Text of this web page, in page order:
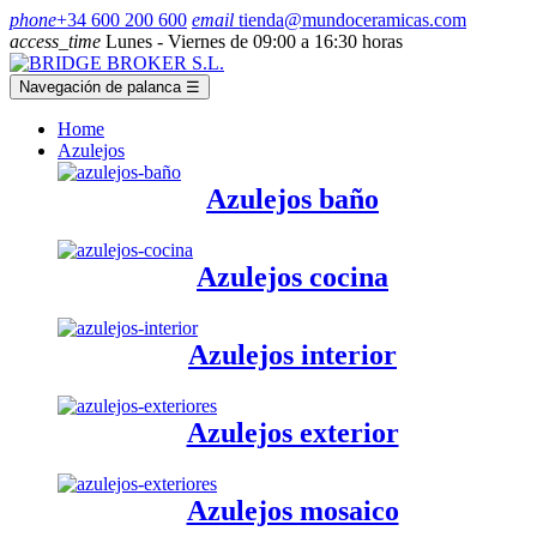
phone+34 600 200 600 email tienda@mundoceramicas.com
access_time Lunes - Viernes de 09:00 a 16:30 horas
Navegación de palanca ☰
Home
Azulejos
Azulejos baño
Azulejos cocina
Azulejos interior
Azulejos exterior
Azulejos mosaico